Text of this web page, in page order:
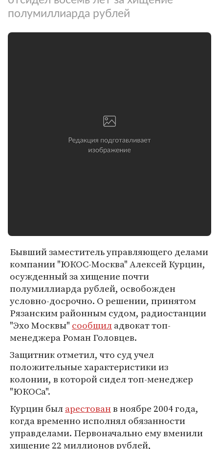
полумиллиарда рублей
Бывший заместитель управляющего делами
компании "ЮКОС-Москва" Алексей Курцин,
осужденный за хищение почти
полумиллиарда рублей, освобожден
условно-досрочно. О решении, принятом
Рязанским районным судом, радиостанции
"Эхо Москвы" сообщиладвокат топ-
менеджера Роман Головцев.
Защитник отметил, что суд учел
положительные характеристики из
колонии, в которой сидел топ-менеджер
"ЮКОСа".
Курцин быларестованв ноябре 2004 года,
когда временно исполнял обязанности
управделами. Первоначально ему вменили
хищение 22 миллионов рублей,